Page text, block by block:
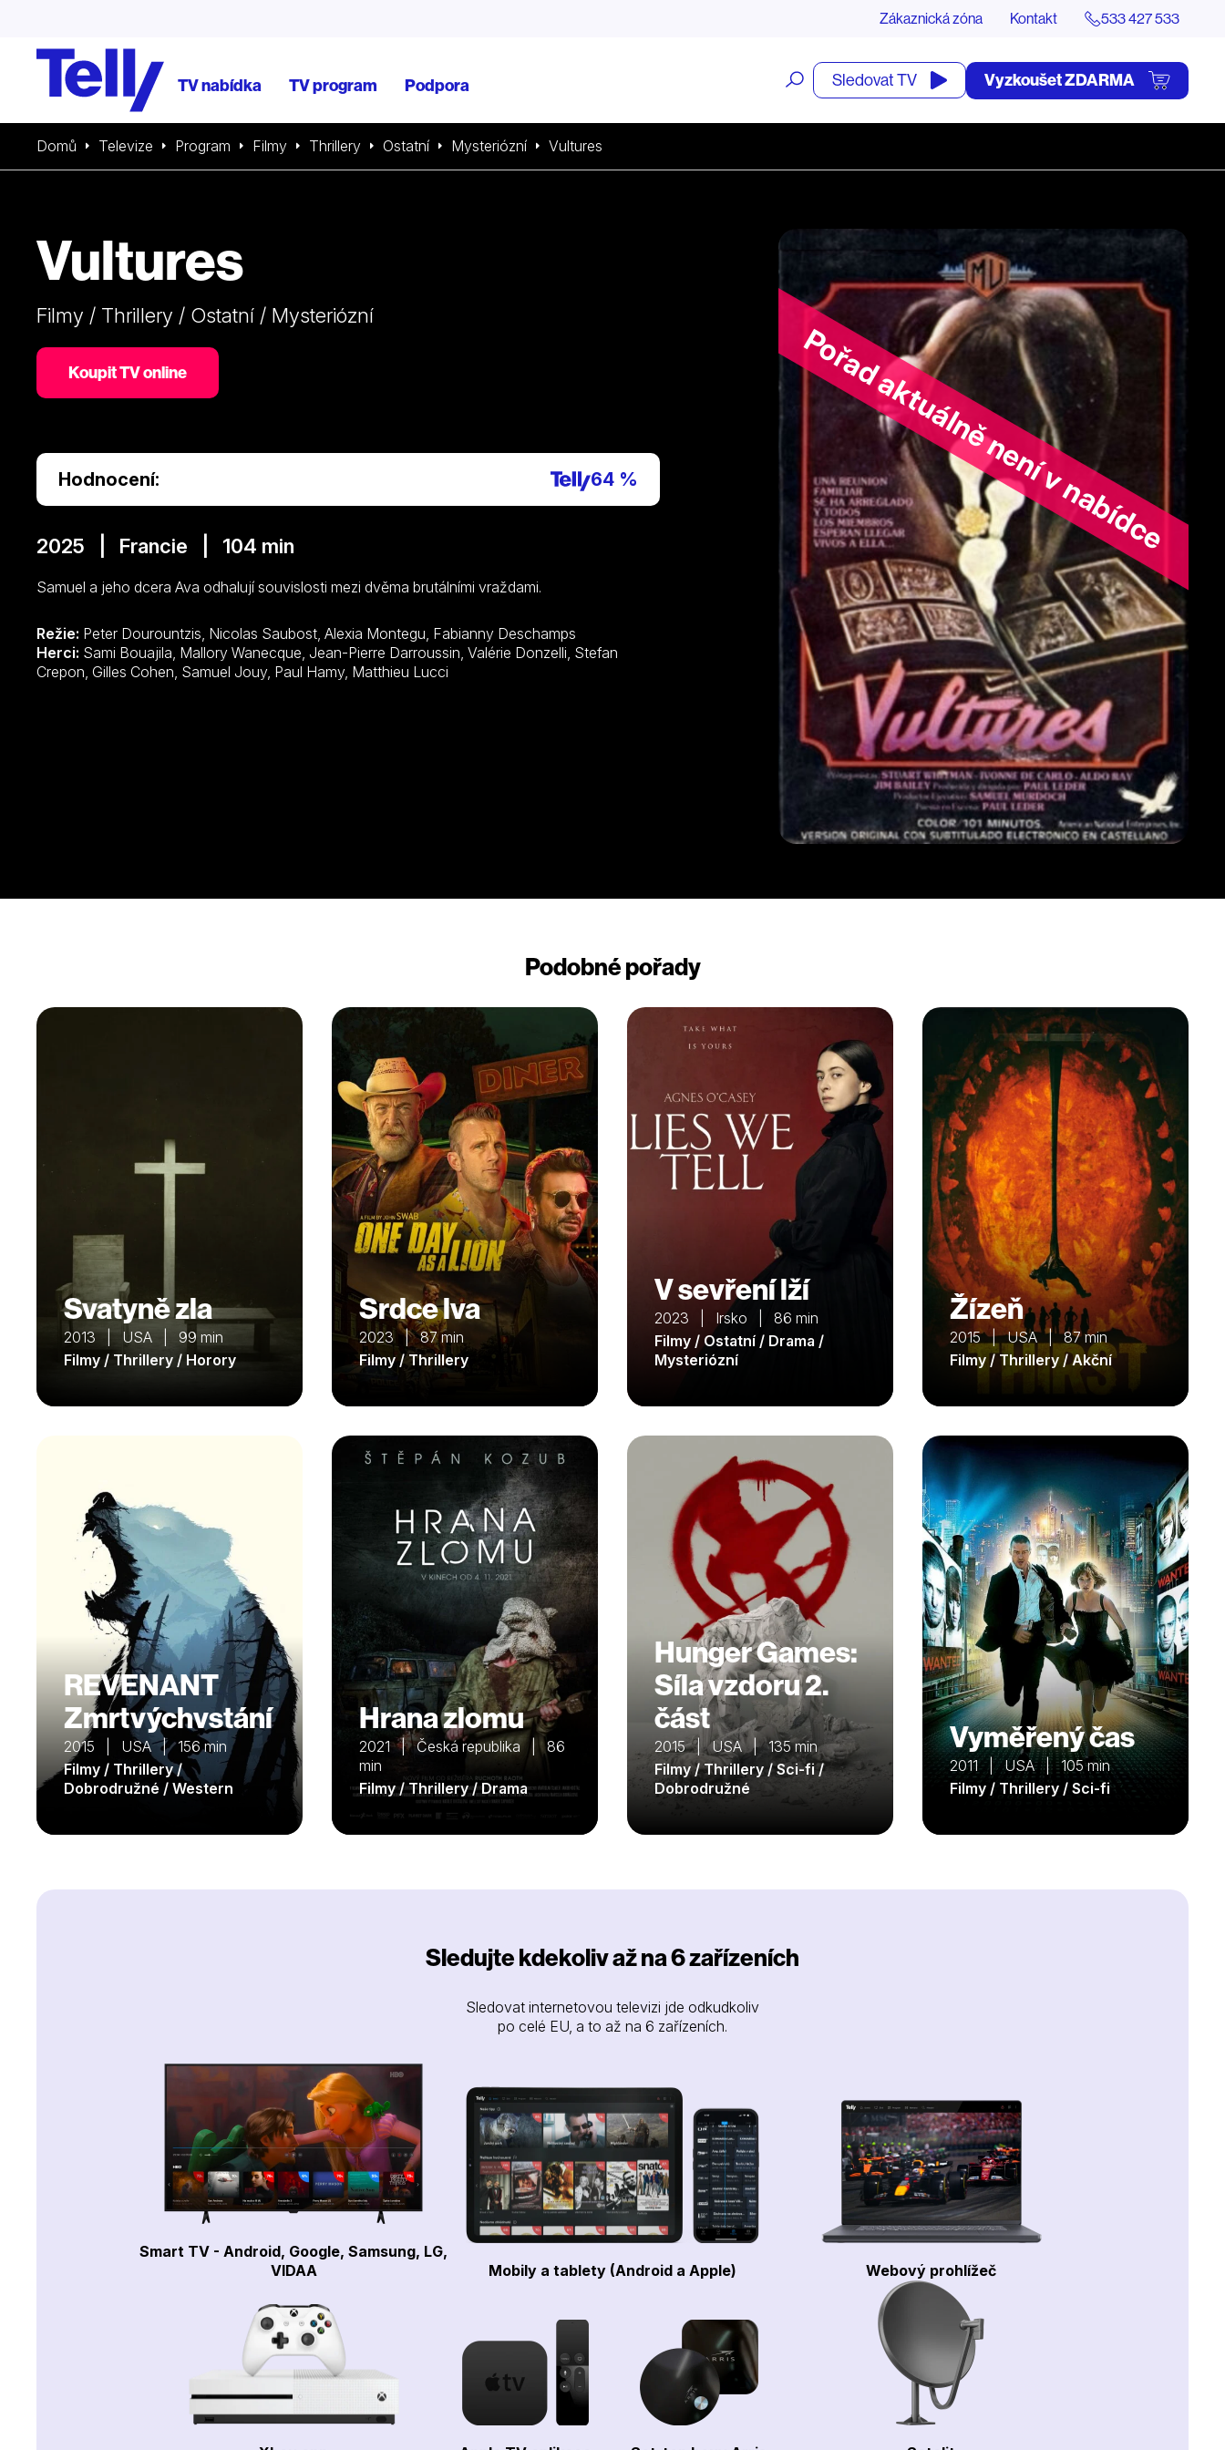
Zákaznická zóna Kontakt 533 427 533
TV nabídka TV program Podpora
Otevřít
vyhledávání
Sledovat TV Vyzkoušet ZDARMA
Domů Televize Program Filmy Thrillery Ostatní Mysteriózní Vultures
Pořad aktuálně není v nabídce
Vultures
Filmy / Thrillery / Ostatní / Mysteriózní
Koupit TV online
Hodnocení: 64 %
2025 | Francie | 104 min
Samuel a jeho dcera Ava odhalují souvislosti mezi dvěma brutálními vraždami.
Režie: Peter Dourountzis, Nicolas Saubost, Alexia Montegu, Fabianny Deschamps
Herci:
Crepon, Gilles Cohen, Samuel Jouy, Paul Hamy, Matthieu Lucci
Podobné pořady
Svatyně zla
2013 | USA | 99 min
Filmy / Thrillery / Horory
Srdce lva
2023 | 87 min
Filmy / Thrillery
V sevření lží
2023 | Irsko | 86 min
Filmy / Ostatní / Drama /
Mysteriózní
Žízeň
2015 | USA | 87 min
Filmy / Thrillery / Akční
REVENANT
Zmrtvýchvstání
2015 | USA | 156 min
Filmy / Thrillery /
Dobrodružné / Western
Hrana zlomu
2021 | Česká republika | 86
min
Filmy / Thrillery / Drama
Hunger Games:
Síla vzdoru 2.
část
2015 | USA | 135 min
Filmy / Thrillery / Sci-fi /
Dobrodružné
Vyměřený čas
2011 | USA | 105 min
Filmy / Thrillery / Sci-fi
Sledujte kdekoliv až na 6 zařízeních
Sledovat internetovou televizi jde odkudkoliv
po celé EU, a to až na 6 zařízeních.
Smart TV - Android, Google, Samsung, LG,
VIDAA
Mobily a tablety (Android a Apple) Webový prohlížeč